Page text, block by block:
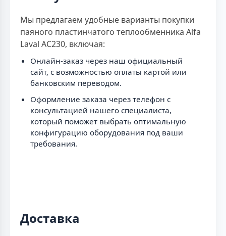
Мы предлагаем удобные варианты покупки
паяного пластинчатого теплообменника Alfa
Laval AC230, включая:
Онлайн-заказ через наш официальный
сайт, с возможностью оплаты картой или
банковским переводом.
Оформление заказа через телефон с
консультацией нашего специалиста,
который поможет выбрать оптимальную
конфигурацию оборудования под ваши
требования.
Доставка